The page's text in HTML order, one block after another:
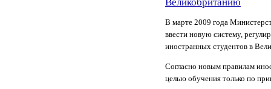
В марте 2009 года
ввести новую систему,
иностранных студентов в
Согласно новым правилам
целью обучения только по